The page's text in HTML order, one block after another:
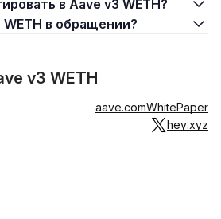
в Aave v3 WETH?
WETH в обращении?
v3 WETH
aave.comWhitePaper
hey.xyz